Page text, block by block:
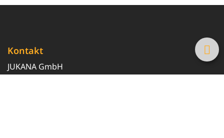
Kontakt
JUKANA GmbH